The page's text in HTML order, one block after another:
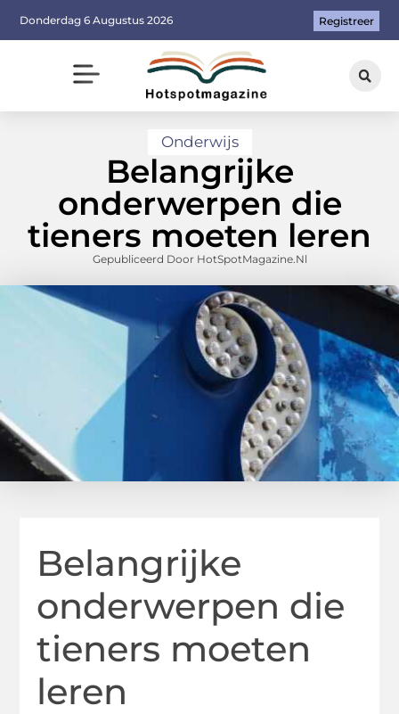
Donderdag 6 Augustus 2026 Registreer
Onderwijs
Belangrijke
onderwerpen die
tieners moeten leren
Gepubliceerd Door HotSpotMagazine.nl
Belangrijke
onderwerpen die
tieners moeten
leren